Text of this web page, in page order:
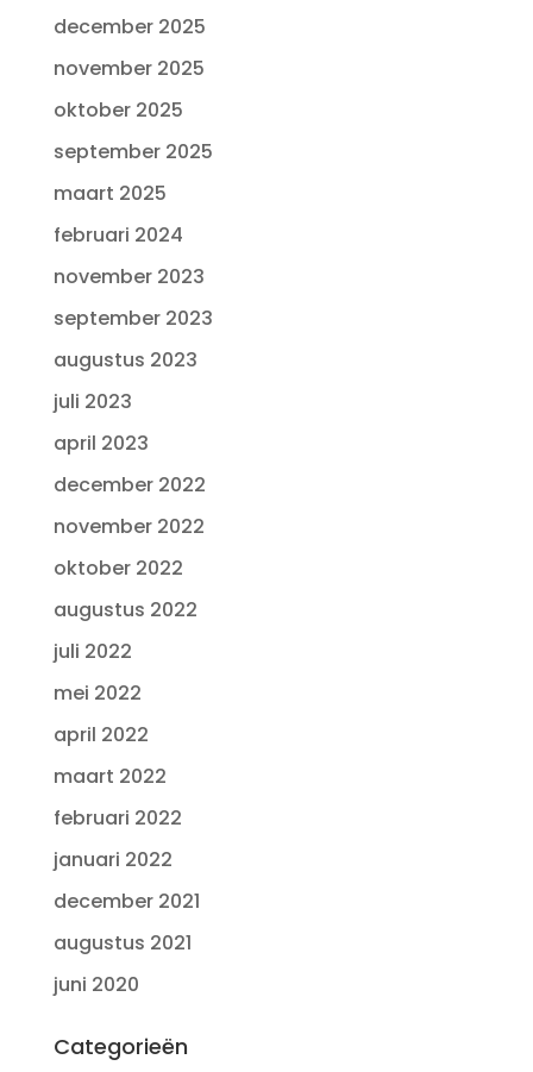
december 2025
november 2025
oktober 2025
september 2025
maart 2025
februari 2024
november 2023
september 2023
augustus 2023
juli 2023
april 2023
december 2022
november 2022
oktober 2022
augustus 2022
juli 2022
mei 2022
april 2022
maart 2022
februari 2022
januari 2022
december 2021
augustus 2021
juni 2020
Categorieën